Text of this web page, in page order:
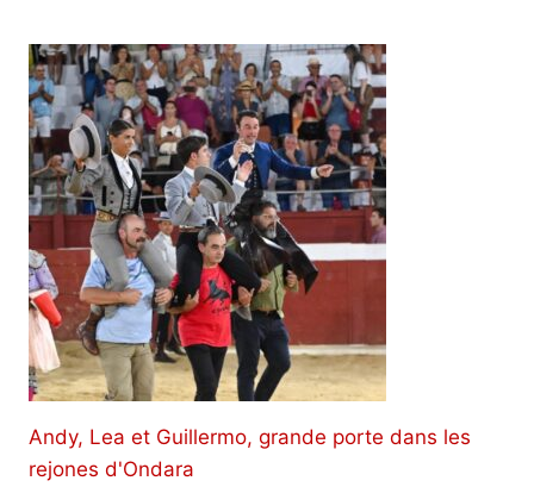
Andy, Lea et Guillermo, grande porte dans les
rejones d'Ondara